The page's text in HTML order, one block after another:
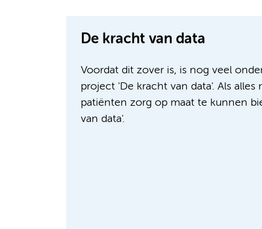
De kracht van data
Voordat dit zover is, is nog veel
project 'De kracht van data'. Als
patiënten zorg op maat te kunnen
van data'.